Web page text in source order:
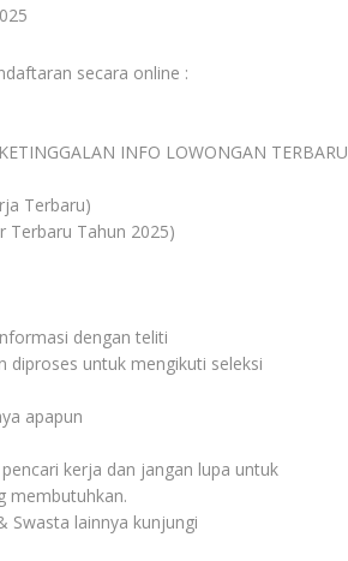
secara online :
INFO LOWONGAN TERBARU
Terbaru)
Terbaru Tahun 2025)
dengan teliti
diproses untuk mengikuti seleksi
apapun
kerja dan jangan lupa untuk
membutuhkan.
Swasta lainnya kunjungi